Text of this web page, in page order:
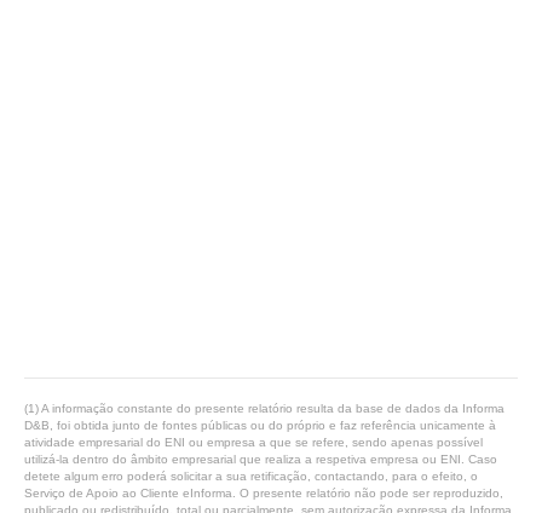
(1) A informação constante do presente relatório resulta da base de dados da Informa
D&B, foi obtida junto de fontes públicas ou do próprio e faz referência unicamente à
atividade empresarial do ENI ou empresa a que se refere, sendo apenas possível
utilizá-la dentro do âmbito empresarial que realiza a respetiva empresa ou ENI. Caso
detete algum erro poderá solicitar a sua retificação, contactando, para o efeito, o
Serviço de Apoio ao Cliente eInforma. O presente relatório não pode ser reproduzido,
publicado ou redistribuído, total ou parcialmente, sem autorização expressa da Informa